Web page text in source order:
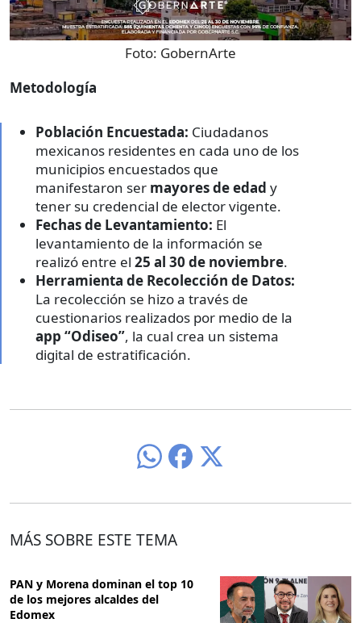
Foto: GobernArte
Metodología
Población Encuestada: Ciudadanos
mexicanos residentes en cada uno de los
municipios encuestados que
manifestaron ser mayores de edad y
tener su credencial de elector vigente.
Fechas de Levantamiento: El
levantamiento de la información se
realizó entre el 25 al 30 de noviembre.
Herramienta de Recolección de Datos:
La recolección se hizo a través de
cuestionarios realizados por medio de la
app “Odiseo”, la cual crea un sistema
digital de estratificación.
MÁS SOBRE ESTE TEMA
PAN y Morena dominan el top 10
de los mejores alcaldes del
Edomex